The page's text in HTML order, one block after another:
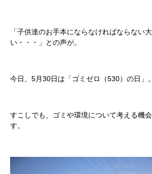
「子供達のお手本にならなければならない
い・・・」との声が。
今日、5月30日は「ゴミゼロ（530）の日」。
すこしでも、ゴミや環境について考える機
す。